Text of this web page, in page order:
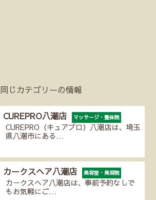
同じカテゴリーの情報
CUREPRO八潮店 マッサージ・整体院
CUREPRO（キュアプロ）八潮店は、埼玉
県八潮市にある…
カークスヘア八潮店 美容室・美容院
カークスヘア八潮店は、事前予約なしで
もお気軽にご…